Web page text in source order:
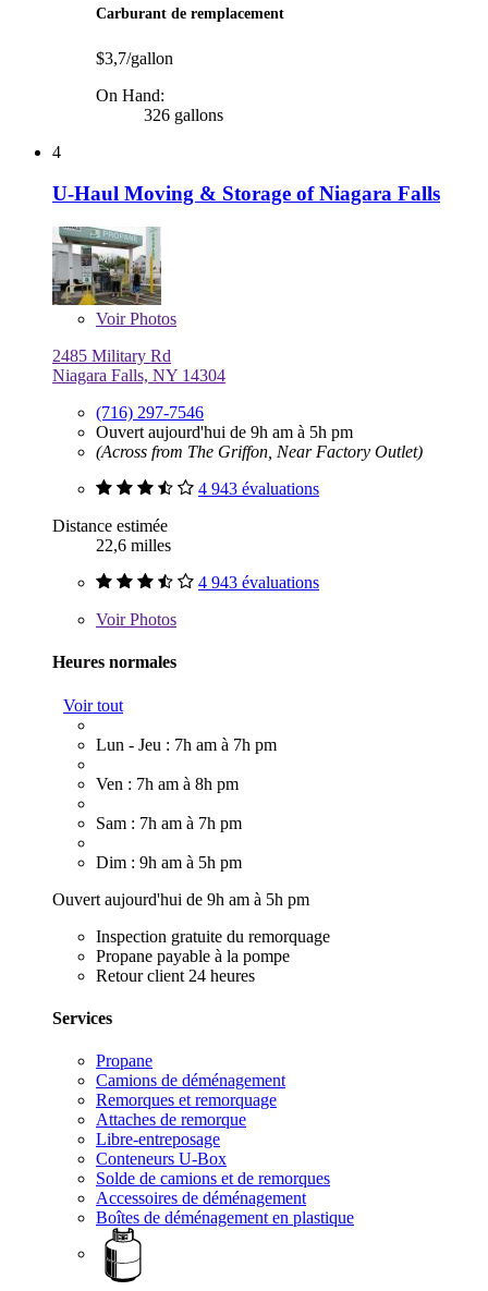
Carburant de remplacement
$3,7/gallon
On Hand:
326 gallons
4
U-Haul Moving & Storage of Niagara Falls
VoirPhotos
2485 Military Rd
Niagara Falls, NY 14304
(716) 297-7546
Ouvert aujourd'hui de 9h am à 5h pm
(Across from The Griffon, Near Factory Outlet)
4 943 évaluations
Distance estimée
22,6 milles
4 943 évaluations
VoirPhotos
Heures normales
Voir tout
Lun - Jeu : 7h am à 7h pm
Ven : 7h am à 8h pm
Sam : 7h am à 7h pm
Dim : 9h am à 5h pm
Ouvert aujourd'hui de 9h am à 5h pm
Inspection gratuite du remorquage
Propane payable à la pompe
Retour client 24 heures
Services
Propane
Camions de déménagement
Remorques et remorquage
Attaches de remorque
Libre-entreposage
Conteneurs U-Box
Solde de camions et de remorques
Accessoires de déménagement
Boîtes de déménagement en plastique